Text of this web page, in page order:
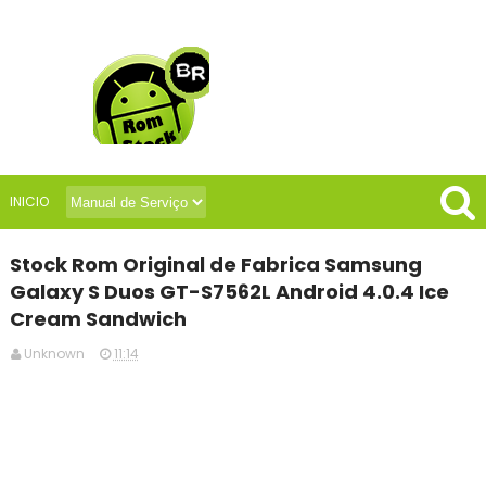
INICIO
Stock Rom Original de Fabrica Samsung
Galaxy S Duos GT-S7562L Android 4.0.4 Ice
Cream Sandwich
Unknown 11:14